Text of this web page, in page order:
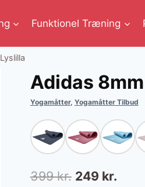
Funktionel Træning
Adidas
Yogamåtter, Yogamåtter Tilbud
399kr. Den
249 kr.Den